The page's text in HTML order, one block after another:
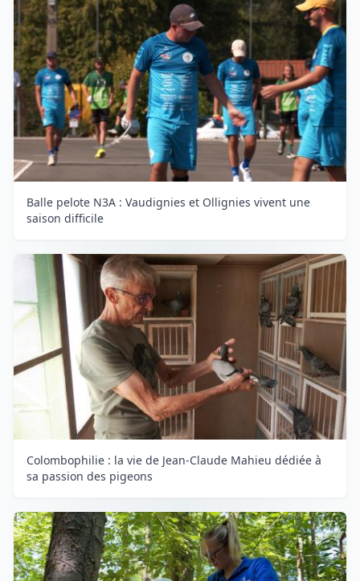
Balle pelote N3A : Vaudignies et Ollignies vivent une
saison difficile
Colombophilie : la vie de Jean-Claude Mahieu dédiée à
sa passion des pigeons